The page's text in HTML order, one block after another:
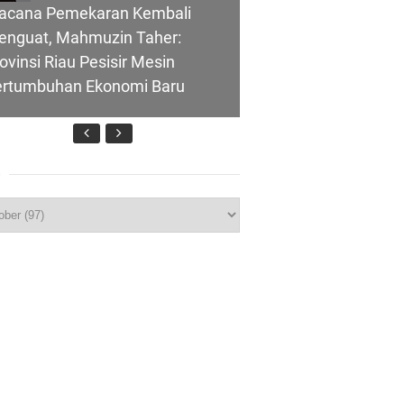
Skema
Pemekaran Kembali
Mahmuzin Taher:
Riau Pesisir Mesin
Ekonomi Baru
IBI Ke-75, Bupati Asmar: